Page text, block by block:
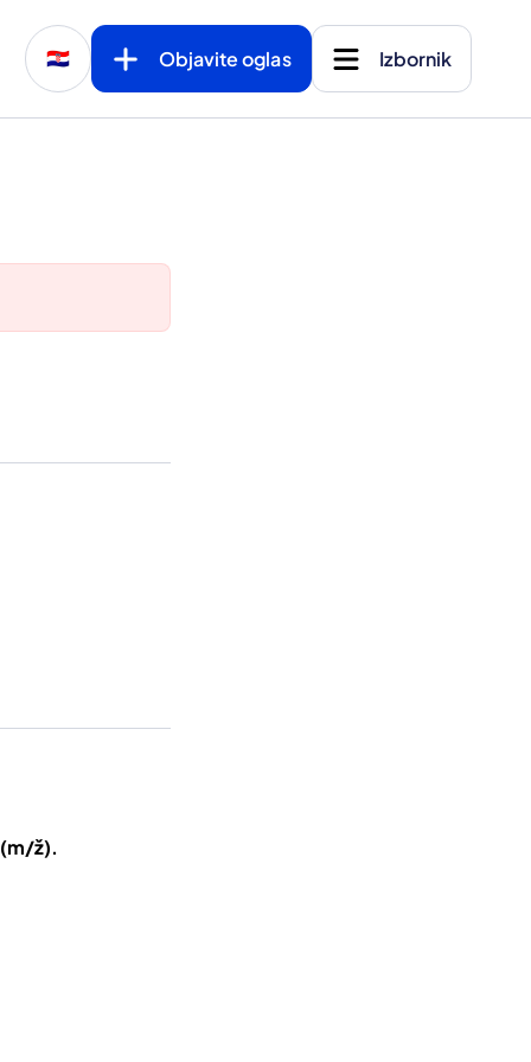
🇭🇷 Objavite oglas Izbornik
(m/ž).